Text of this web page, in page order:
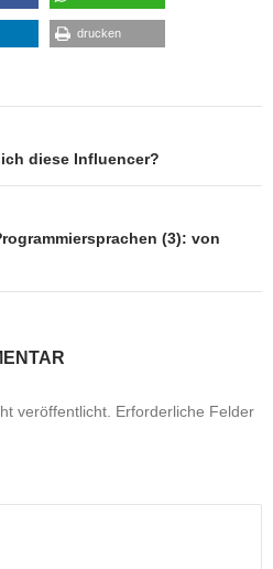
drucken
diese Influencer?
(3): von
veröffentlicht. Erforderliche Felder